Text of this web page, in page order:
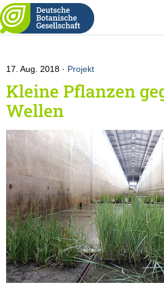
Botanik #33 (2018)
17. Aug. 2018 Projekt
Kleine Pflanzen
Wellen